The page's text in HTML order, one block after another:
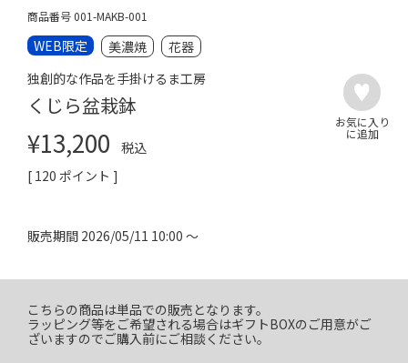
商品番号001-MAKB-001
WEB限定 美濃焼
花器
独創的な作品を手掛けるま工房
くじら盆栽鉢
¥13,200
税込
[ 120 ポイント ]
販売期間 2026/05/11 10:00 〜
こちらの商品は単品での販売となります。
ラッピング等をご希望される場合はギフトBOXのご用意がご
ざいますのでご購入前にご相談ください。